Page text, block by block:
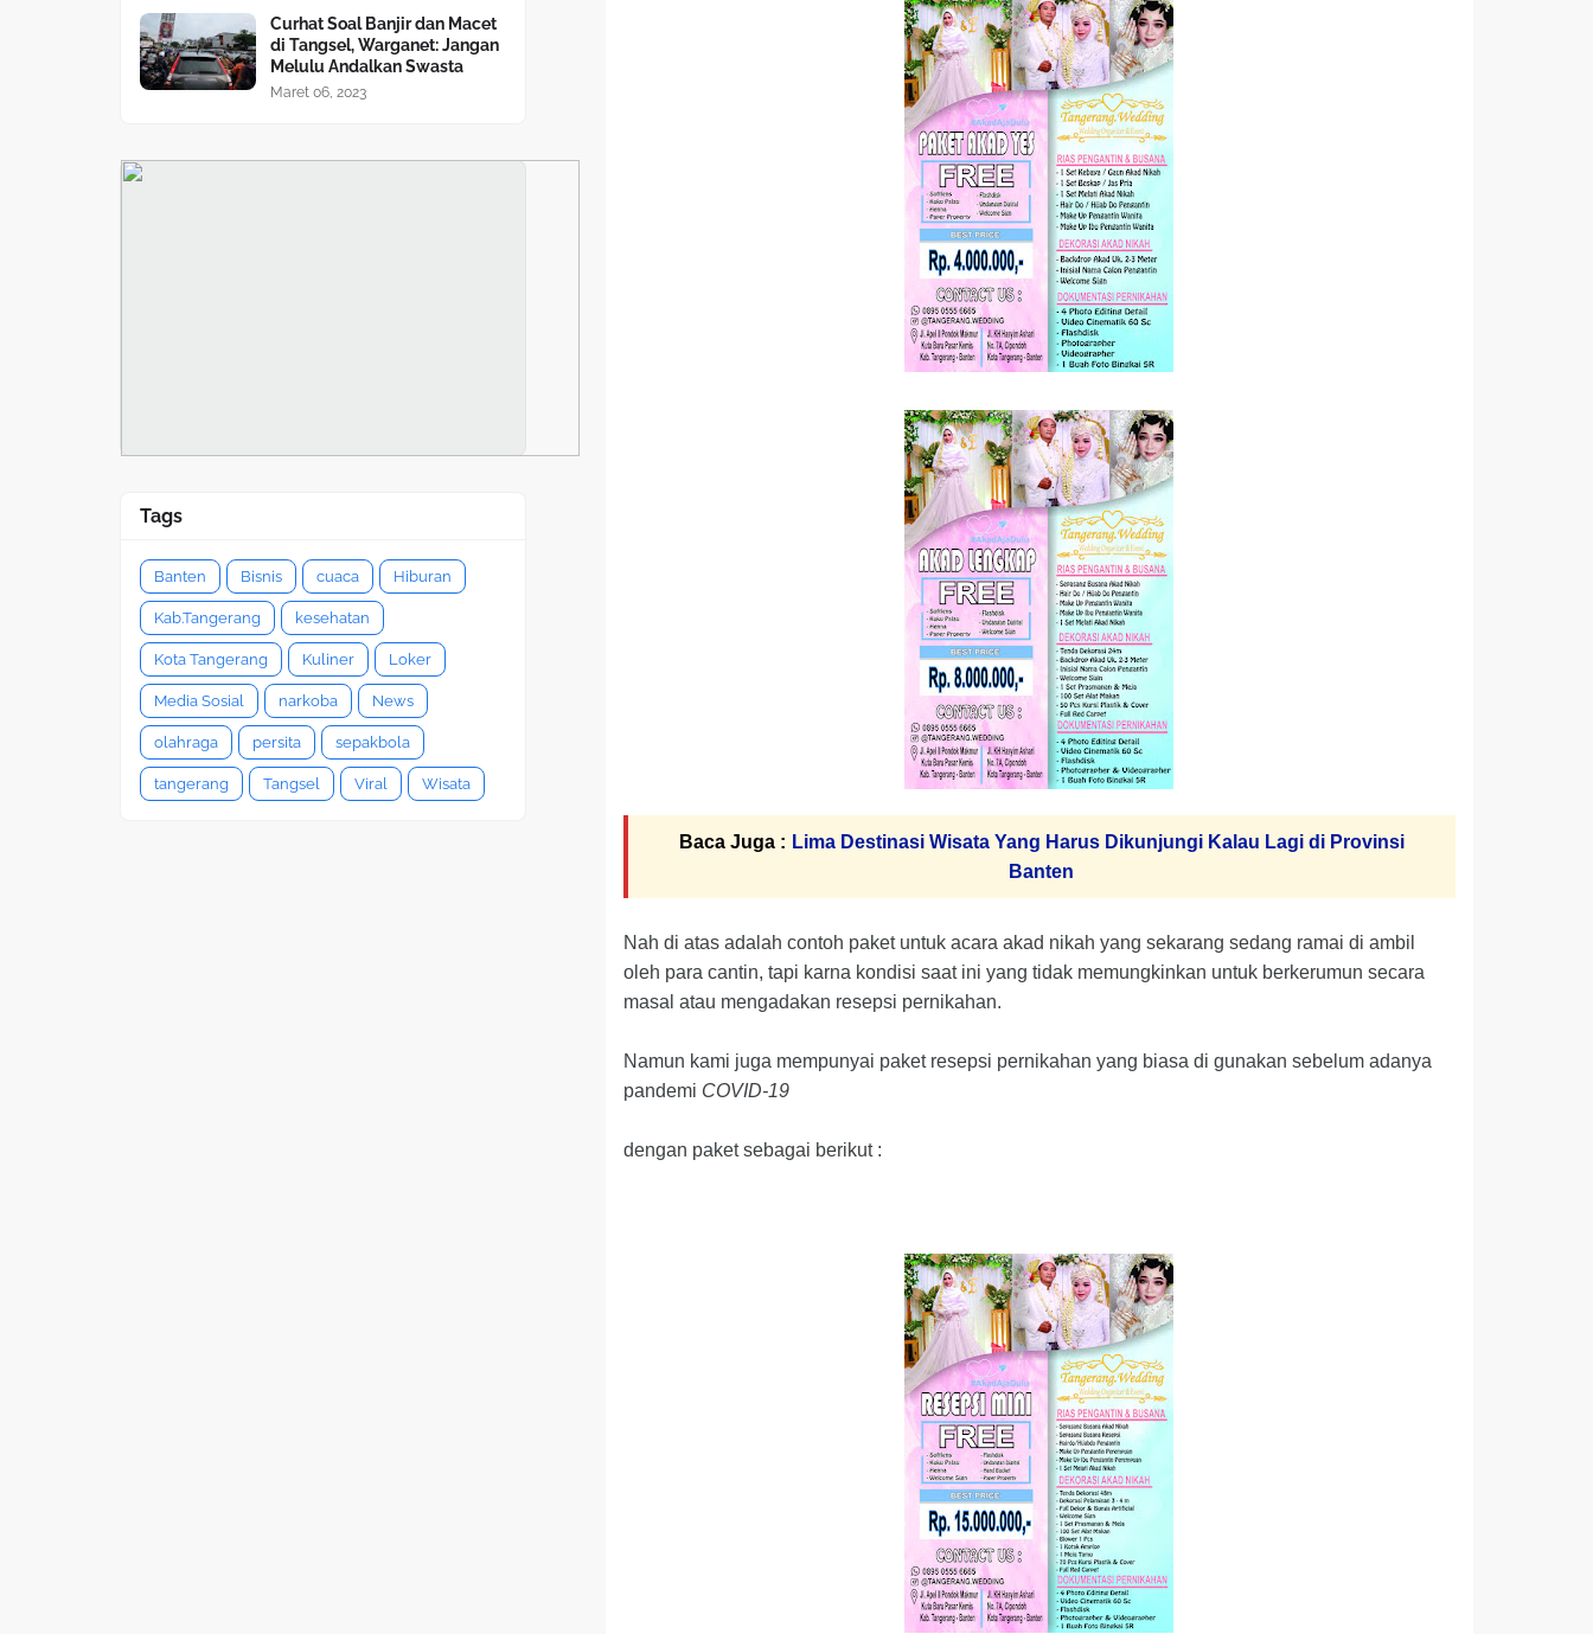
Baca Juga : Lima Destinasi Wisata Yang Harus Dikunjungi Kalau Lagi di Provinsi
Banten
Nah di atas adalah contoh paket untuk acara akad nikah yang sekarang sedang ramai di ambil
oleh para cantin, tapi karna kondisi saat ini yang tidak memungkinkan untuk berkerumun secara
masal atau mengadakan resepsi pernikahan.
Namun kami juga mempunyai paket resepsi pernikahan yang biasa di gunakan sebelum adanya
pandemi COVID-19
dengan paket sebagai berikut :
Curhat Soal Banjir dan Macet
di Tangsel, Warganet: Jangan
Melulu Andalkan Swasta
Maret 06, 2023
Tags
Banten Bisnis cuaca Hiburan
Kab.Tangerang kesehatan
Kota Tangerang Kuliner Loker
Media Sosial narkoba News
olahraga persita sepakbola
tangerang Tangsel Viral Wisata